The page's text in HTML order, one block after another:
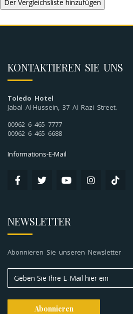
KONTAKTIEREN SIE UNS
Toledo Hotel
Jabal Al-Hussein, 37 Al Razi Street.
00962 6 465 7777
00962 6 465 6688
Informations-E-Mail
NEWSLETTER
Abonnieren Sie unseren Newsletter